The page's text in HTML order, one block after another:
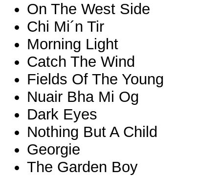
On The West Side
Chi Mi´n Tir
Morning Light
Catch The Wind
Fields Of The Young
Nuair Bha Mi Og
Dark Eyes
Nothing But A Child
Georgie
The Garden Boy